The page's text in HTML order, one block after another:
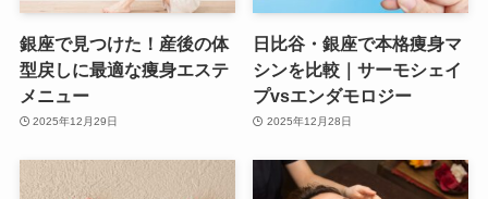
銀座で見つけた！産後の体
型戻しに最適な痩身エステ
メニュー
2025年12月29日
日比谷・銀座で本格痩身マ
シンを比較｜サーモシェイ
プvsエンダモロジー
2025年12月28日